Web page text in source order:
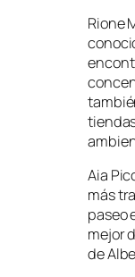
Rione
Aia
más
paseo
mejor
de